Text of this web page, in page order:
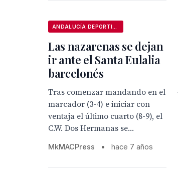
Las nazarenas se dejan
ir ante el Santa Eulalia
barcelonés
Tras comenzar mandando en el
marcador (3-4) e iniciar con
ventaja el último cuarto (8-9), el
C.W. Dos Hermanas se...
MkMACPress • hace 7 años